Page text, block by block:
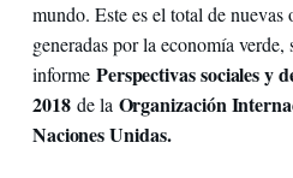
mundo. Este es el total de
generadas por la economía
informe Perspectivas sociales y
2018de la Organización
Naciones Unidas.